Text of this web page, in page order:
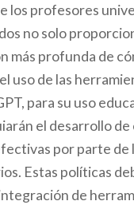
los profesores
no solo
más profunda de
uso de las
para su uso
el desarrollo
por parte de
Estas políticas
de